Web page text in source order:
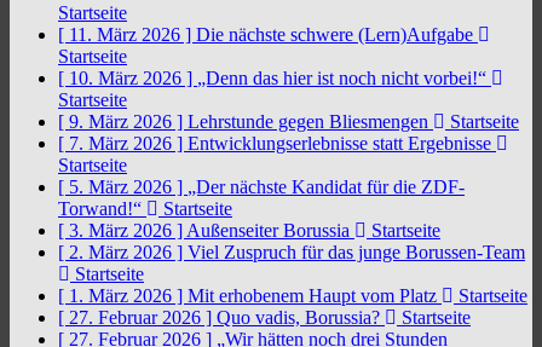
Startseite
[ 11. März 2026 ] Die nächste schwere (Lern)Aufgabe
Startseite
[ 10. März 2026 ] „Denn das hier ist noch nicht vorbei!“
Startseite
[ 9. März 2026 ] Lehrstunde gegen Bliesmengen
Startseite
[ 7. März 2026 ] Entwicklungserlebnisse statt Ergebnisse
Startseite
[ 5. März 2026 ] „Der nächste Kandidat für die ZDF-
Torwand!“
Startseite
[ 3. März 2026 ] Außenseiter Borussia
Startseite
[ 2. März 2026 ] Viel Zuspruch für das junge Borussen-Team
Startseite
[ 1. März 2026 ] Mit erhobenem Haupt vom Platz
Startseite
[ 27. Februar 2026 ] Quo vadis, Borussia?
Startseite
[ 27. Februar 2026 ] „Wir hätten noch drei Stunden